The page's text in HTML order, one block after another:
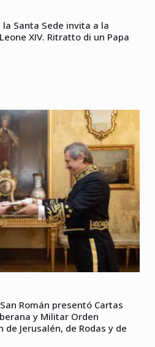
Santa Sede invita a la
XIV. Ritratto di un Papa
Román presentó Cartas
y Militar Orden
de Jerusalén, de Rodas y de